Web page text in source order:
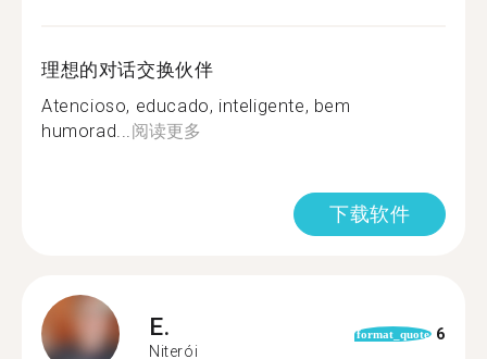
理想的对话交换伙伴
Atencioso, educado, inteligente, bem
humorad...阅读更多
下载软件
E.
Niterói
format_quote 6